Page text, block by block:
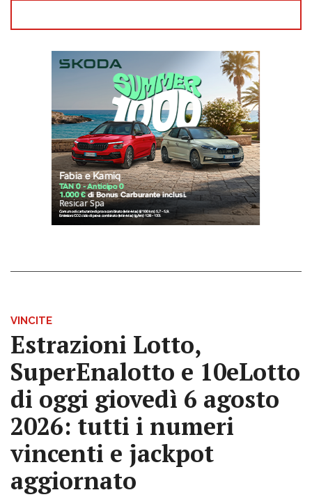
VINCITE
Estrazioni Lotto,
SuperEnalotto e 10eLotto
di oggi giovedì 6 agosto
2026: tutti i numeri
vincenti e jackpot
aggiornato